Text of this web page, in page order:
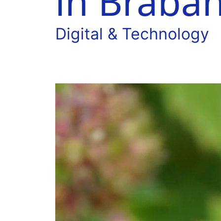
Digital & Technology